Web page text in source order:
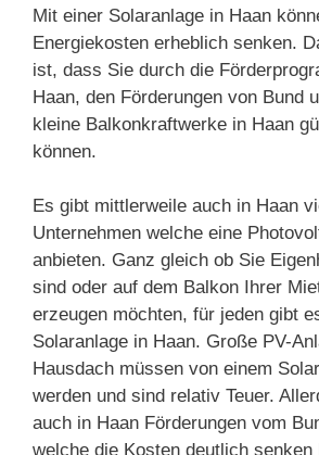
Mit einer Solaranlage in Haan
Energiekosten erheblich senken.
ist, dass Sie durch die
Haan, den Förderungen von Bund
kleine Balkonkraftwerke in Haan
können.
Es gibt mittlerweile auch in Haan
Unternehmen welche eine
anbieten. Ganz gleich ob Sie
sind oder auf dem Balkon Ihrer
erzeugen möchten, für jeden gibt
Solaranlage in Haan. Große PV-
Hausdach müssen von einem
werden und sind relativ Teuer.
auch in Haan Förderungen vom
welche die Kosten deutlich senken